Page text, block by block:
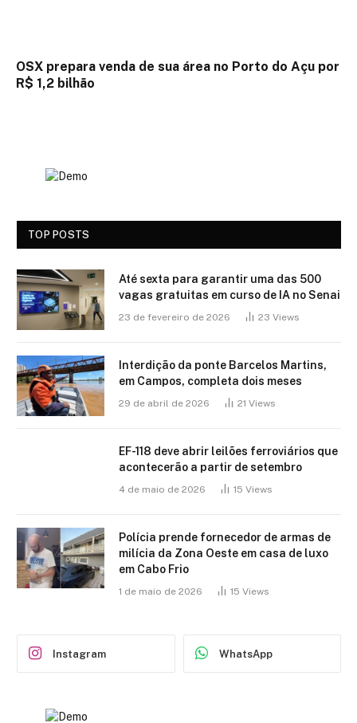
OSX prepara venda de sua área no Porto do Açu por
R$ 1,2 bilhão
TOP POSTS
Até sexta para garantir uma das 500
vagas gratuitas em curso de IA no Senai
23 de fevereiro de 2026 23 Views
Interdição da ponte Barcelos Martins,
em Campos, completa dois meses
29 de abril de 2026 21 Views
EF-118 deve abrir leilões ferroviários que
acontecerão a partir de setembro
4 de maio de 2026 15 Views
Polícia prende fornecedor de armas de
milícia da Zona Oeste em casa de luxo
em Cabo Frio
1 de maio de 2026 15 Views
Instagram WhatsApp